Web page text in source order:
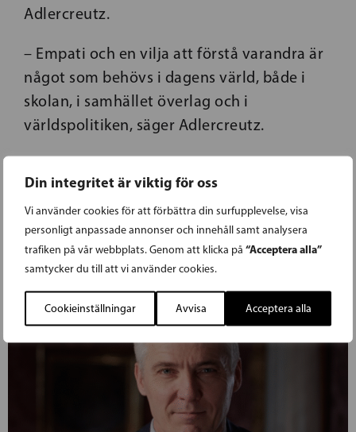
Din integritet är viktig för oss
Vi använder cookies för att förbättra din surfupplevelse, visa
personligt anpassade annonser och innehåll samt analysera
trafiken på vår webbplats. Genom att klicka på “Acceptera alla”
samtycker du till att vi använder cookies.
Cookieinställningar Avvisa Acceptera alla
Adlercreutz.
– Empati och en vilja att förstå varandra är
något som behövs i dagens värld, både i
skolan, i samhället överlag och i
världspolitiken, säger Adlercreutz.